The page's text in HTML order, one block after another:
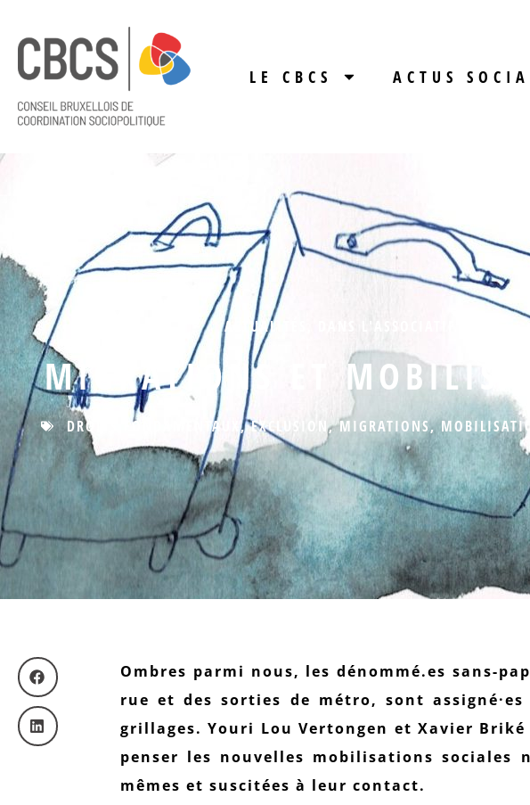
LE CBCS ACTUS
ACTUALITÉS
MIGRATIONS ET
DROITS FONDAMENTAUX,EXCLUSION,MIGRATIONS,
Ombres parmi nous, les dénommé.es sans-
rue et des sorties de métro, sont
grillages. Youri Lou Vertongen et Xavier Briké
penser les nouvelles mobilisations sociales
mêmes et suscitées à leur contact.